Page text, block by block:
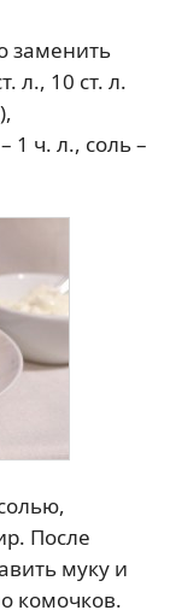
заменить
л., 10 ст. л.
1 ч. л., соль –
После
муку и
комочков.